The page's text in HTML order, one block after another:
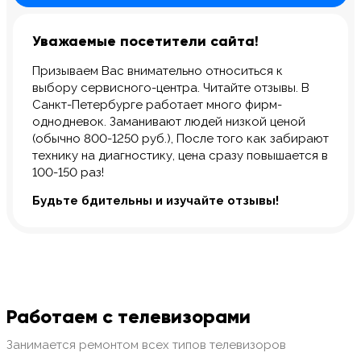
Уважаемые посетители сайта!
Призываем Вас внимательно относиться к
выбору сервисного-центра. Читайте отзывы. В
Санкт-Петербурге работает много фирм-
однодневок. Заманивают людей низкой ценой
(обычно 800-1250 руб.), После того как забирают
технику на диагностику, цена сразу повышается в
100-150 раз!
Будьте бдительны и изучайте отзывы!
Работаем с телевизорами
Занимается ремонтом всех типов телевизоров